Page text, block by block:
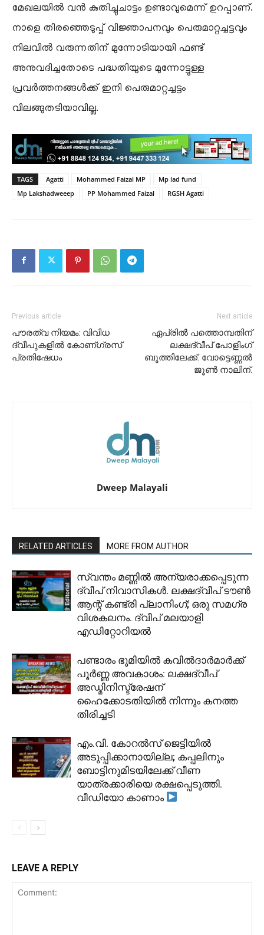
മേഖലയിൽ വൻ കുതിച്ചുചാട്ടം ഉണ്ടാവുമെന്ന് ഉറപ്പാണ്.
നാളെ തിരഞ്ഞെടുപ്പ് വിജ്ഞാപനവും പെരുമാറ്റച്ചട്ടവും
നിലവിൽ വരുന്നതിന് മുന്നോടിയായി ഫണ്ട്
അനുവദിച്ചതോടെ പദ്ധതിയുടെ മുന്നോട്ടുള്ള
പ്രവർത്തനങ്ങൾക്ക് ഇനി പെരുമാറ്റച്ചട്ടം
വിലങ്ങുതടിയാവില്ല.
TAGS Agatti Mohammed Faizal MP
Mp lad fund
Mp Lakshadweeep
PP Mohammed Faizal RGSH Agatti
Previous article
പൗരത്വ നിയമം: വിവിധ
ദ്വീപുകളിൽ കോണ്ഗ്രസ്
പ്രതിഷേധം
Next article
ഏപ്രിൽ പത്തൊമ്പതിന്
ലക്ഷദ്വീപ് പോളിംഗ്
ബൂത്തിലേക്ക്. വോട്ടെണ്ണൽ
ജൂൺ നാലിന്.
Dweep Malayali
RELATED ARTICLES MORE FROM AUTHOR
സ്വന്തം മണ്ണിൽ അന്യരാക്കപ്പെടുന്ന
ദ്വീപ് നിവാസികൾ. ലക്ഷദ്വീപ് ടൗൺ
ആന്റ് കണ്ട്രി പ്ലാനിംഗ്; ഒരു സമഗ്ര
വിശകലനം. ദ്വീപ് മലയാളി
എഡിറ്റോറിയൽ
പണ്ടാരം ഭൂമിയിൽ കവിൽദാർമാർക്ക്
പൂർണ്ണ അവകാശം: ലക്ഷദ്വീപ്
അഡ്മിനിസ്ട്രേഷന്
ഹൈക്കോടതിയിൽ നിന്നും കനത്ത
തിരിച്ചടി
​എം.വി. കോറൽസ് ജെട്ടിയിൽ
അടുപ്പിക്കാനായില്ല; കപ്പലിനും
ബോട്ടിനുമിടയിലേക്ക് വീണ
യാത്രക്കാരിയെ രക്ഷപ്പെടുത്തി.
വീഡിയോ കാണാം
LEAVE A REPLY